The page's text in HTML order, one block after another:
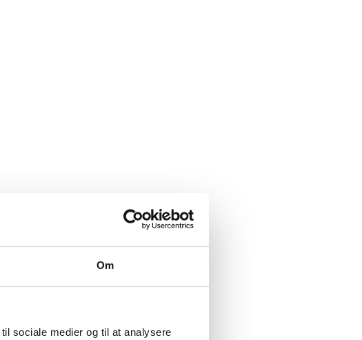
Om
sociale medier og til at analysere